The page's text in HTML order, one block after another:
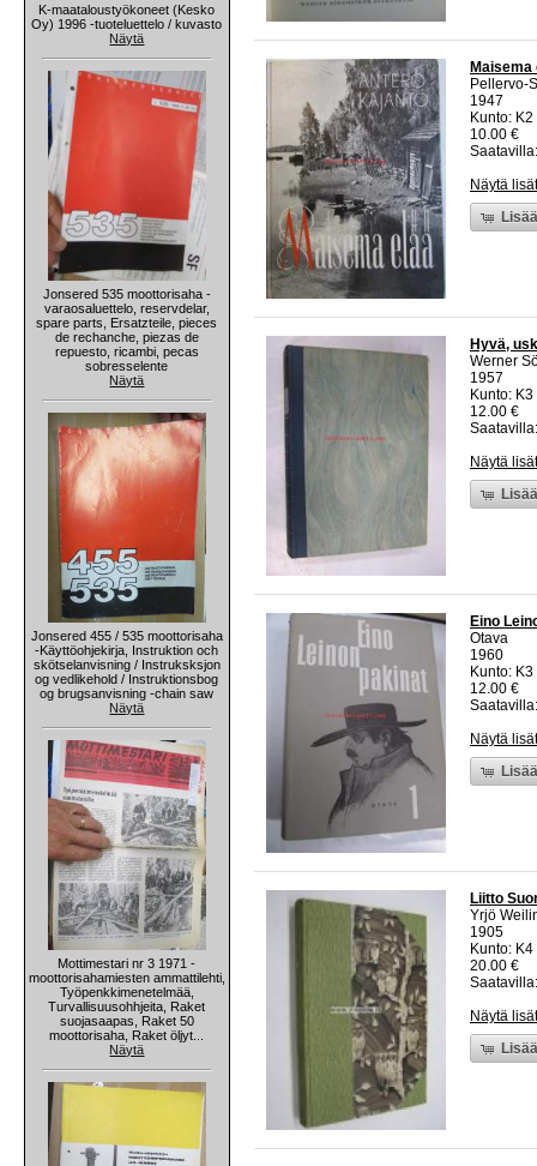
K-maataloustyökoneet (Kesko
Oy) 1996 -tuoteluettelo / kuvasto
Näytä
Jonsered 535 moottorisaha -
varaosaluettelo, reservdelar,
spare parts, Ersatzteile, pieces
de rechanche, piezas de
repuesto, ricambi, pecas
sobresselente
Näytä
Jonsered 455 / 535 moottorisaha
-Käyttöohjekirja, Instruktion och
skötselanvisning / Instruksksjon
og vedlikehold / Instruktionsbog
og brugsanvisning -chain saw
Näytä
Mottimestari nr 3 1971 -
moottorisahamiesten ammattilehti,
Työpenkkimenetelmää,
Turvallisuusohhjeita, Raket
suojasaapas, Raket 50
moottorisaha, Raket öljyt...
Näytä
Pellervo-
1947
Kunto:
10.00 €
Näytä
Hyvä,
Werner
1957
Kunto:
12.00 €
Näytä
Eino
Otava
1960
Kunto:
12.00 €
Näytä
Liitto
Yrjö
1905
Kunto:
20.00 €
Näytä